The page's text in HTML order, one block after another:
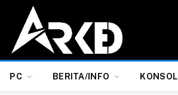
PC BERITA/INFO KONSOL